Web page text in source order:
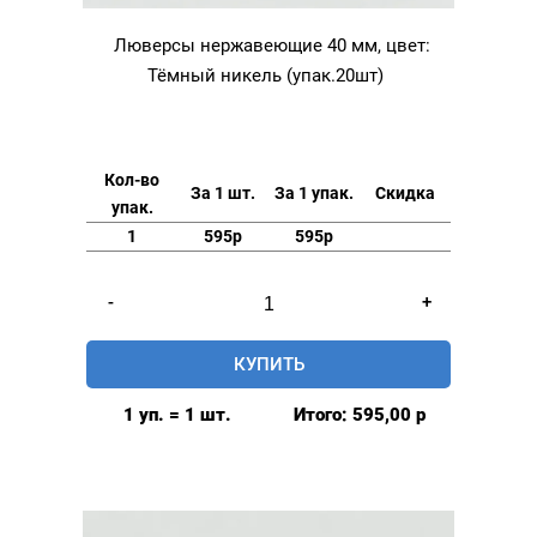
Люверсы нержавеющие 40 мм, цвет:
Тёмный никель (упак.20шт)
Кол-во
упак.
За 1 шт. За 1 упак. Скидка
1 595р 595р
-
товара
Люверсы
нержавеющие
+
КУПИТЬ
1 уп. = 1 шт. Итого: 595,00 р